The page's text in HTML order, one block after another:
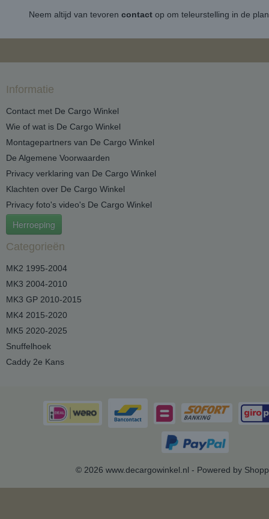
Neem altijd van tevoren contactop om teleurstelling in de
Informatie
Contact met De Cargo Winkel
Wie of wat is De Cargo Winkel
Montagepartners van De Cargo Winkel
De Algemene Voorwaarden
Privacy verklaring van De Cargo Winkel
Klachten over De Cargo Winkel
Privacy foto's video's De Cargo Winkel
Herroeping
Categorieën
MK2 1995-2004
MK3 2004-2010
MK3 GP 2010-2015
MK4 2015-2020
MK5 2020-2025
Snuffelhoek
Caddy 2e Kans
© 2026 www.decargowinkel.nl - Powered by